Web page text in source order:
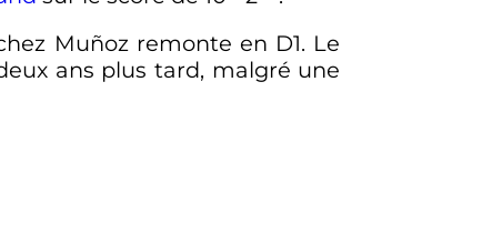
Muñoz remonte en D1. Le
ans plus tard, malgré une